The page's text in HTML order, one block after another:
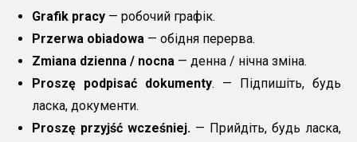
Grafik pracy — робочий графік.
Przerwa obiadowa — обідня перерва.
Zmiana dzienna / nocna — денна / нічна зміна.
Proszę podpisać dokumenty. — Підпишіть, будь
ласка, документи.
Proszę przyjść wcześniej. — Прийдіть, будь ласка,